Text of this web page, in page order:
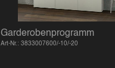
Garderobenprogramm
Art-Nr.: 3833007600/-10/-20